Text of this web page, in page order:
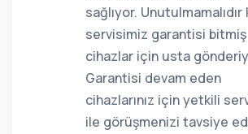
sağlıyor. Unutulmamalıdır
servisimiz garantisi bitmiş
cihazlar için usta
Garantisi devam eden
cihazlarınız için yetkili
ile görüşmenizi tavsiye